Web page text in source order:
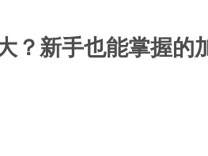
？新手也能掌握的